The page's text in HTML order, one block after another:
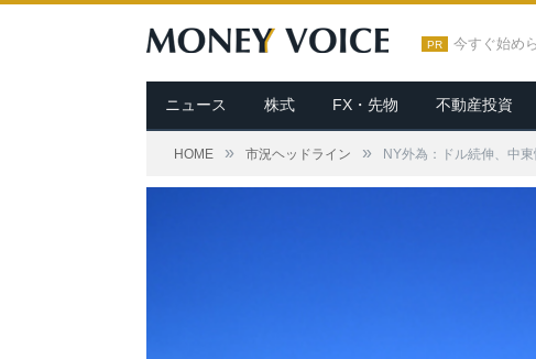
PR 今すぐ始め
ニュース 株式 FX・先物 不動産投資
HOME » 市況ヘッドライン » NY外為：ドル続伸、中